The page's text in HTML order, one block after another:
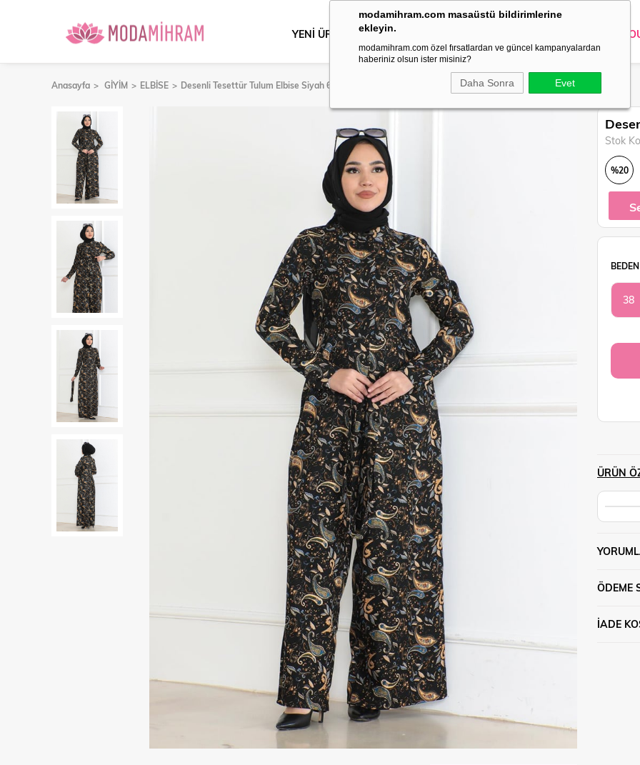
modamihram.com masaüstü bildirimlerine
ekleyin.
modamihram.com özel fırsatlardan ve güncel kampanyalardan
haberiniz olsun ister misiniz?
Daha Sonra Evet
YENİ ÜRÜNLER DIŞ GİYİM
Anasayfa GİYİM ELBİSE Desenli Tesettür Tulum Elbise Siyah 6112
Stok
%20
BEDEN
38
ÜRÜN
ÖDEME
İADE